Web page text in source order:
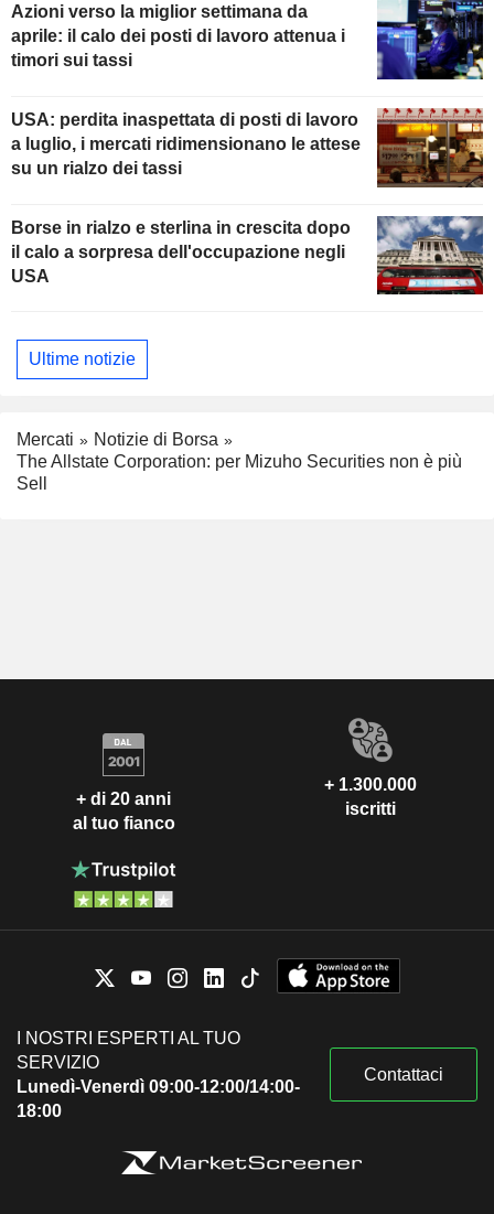
Azioni verso la miglior settimana da
aprile: il calo dei posti di lavoro attenua i
timori sui tassi
USA: perdita inaspettata di posti di lavoro
a luglio, i mercati ridimensionano le attese
su un rialzo dei tassi
Borse in rialzo e sterlina in crescita dopo
il calo a sorpresa dell'occupazione negli
USA
Ultime notizie
Mercati
Notizie di Borsa
The Allstate Corporation: per Mizuho Securities non è più
Sell
+ di 20 anni
al tuo fianco
+ 1.300.000
iscritti
I NOSTRI ESPERTI AL TUO
SERVIZIO
Lunedì-Venerdì 09:00-12:00/14:00-
18:00
Contattaci